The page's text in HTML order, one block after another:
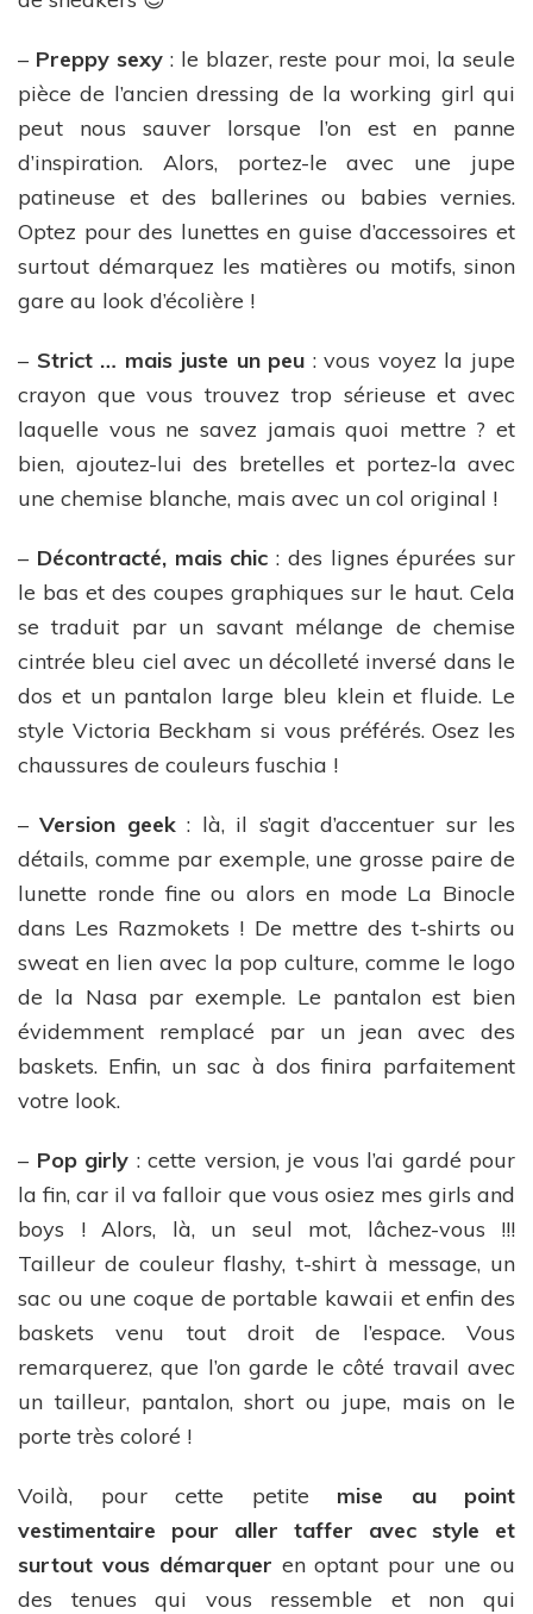
– Preppy sexy: le blazer, reste pour moi, la seule
pièce de l’ancien dressing de la working girl qui
peut nous sauver lorsque l’on est en panne
d’inspiration. Alors, portez-le avec une jupe
patineuse et des ballerines ou babies vernies.
Optez pour des lunettes en guise d’accessoires et
surtout démarquez les matières ou motifs, sinon
gare au look d’écolière !
– Strict … mais juste un peu : vous voyez la jupe
crayon que vous trouvez trop sérieuse et avec
laquelle vous ne savez jamais quoi mettre ? et
bien, ajoutez-lui des bretelles et portez-la avec
une chemise blanche, mais avec un col original !
– Décontracté, mais chic : des lignes épurées sur
le bas et des coupes graphiques sur le haut. Cela
se traduit par un savant mélange de chemise
cintrée bleu ciel avec un décolleté inversé dans le
dos et un pantalon large bleu klein et fluide. Le
style Victoria Beckham si vous préférés. Osez les
chaussures de couleurs fuschia !
–Version geek: là, il s’agit d’accentuer sur les
détails, comme par exemple, une grosse paire de
lunette ronde fine ou alors en mode La Binocle
dans Les Razmokets ! De mettre des t-shirts ou
sweat en lien avec la pop culture, comme le logo
de la Nasa par exemple. Le pantalon est bien
évidemment remplacé par un jean avec des
baskets. Enfin, un sac à dos finira parfaitement
votre look.
– Pop girly : cette version, je vous l’ai gardé pour
la fin, car il va falloir que vous osiez mes girls and
boys ! Alors, là, un seul mot, lâchez-vous !!!
Tailleur de couleur flashy, t-shirt à message, un
sac ou une coque de portable kawaii et enfin des
baskets venu tout droit de l’espace. Vous
remarquerez, que l’on garde le côté travail avec
un tailleur, pantalon, short ou jupe, mais on le
porte très coloré !
Voilà, pour cette petite mise au point
vestimentaire pour aller taffer avec style
et
surtout vous démarquer en optant pour une ou
des tenues qui vous ressemble et non qui